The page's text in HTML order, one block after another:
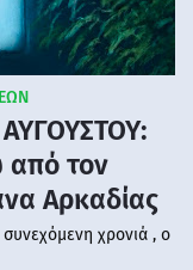
ΑΥΓΟΥΣΤΟΥ:
από τον
Αρκαδίας
χρονιά , ο